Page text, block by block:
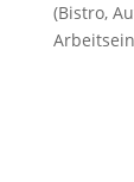
(Bistro,